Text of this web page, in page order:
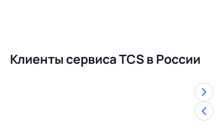
Клиенты сервиса TCS в России